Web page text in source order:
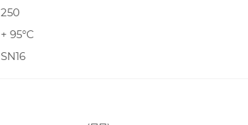
250
+ 95°С
SN16